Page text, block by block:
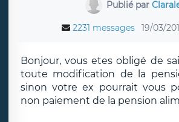
Publié par
2231 messages 19/03/
Bonjour, vous etes obligé de
toute modification de la
sinon votre ex pourrait vous
non paiement de la pension